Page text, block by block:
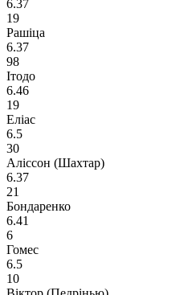
6.37
19
Рашіца
6.37
98
Ітодо
6.46
19
Еліас
6.5
30
Аліссон (Шахтар)
6.37
21
Бондаренко
6.41
6
Гомес
6.5
10